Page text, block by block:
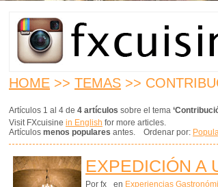
HOME >> TEMAS >>
Artículos 1 al 4 de 4 artículos sobre el tema
Visit FXcuisine in English for more articles.
Artículos menos populares antes. Ordenar por:
EXPEDICIÓN A
Por fx en Experiencias